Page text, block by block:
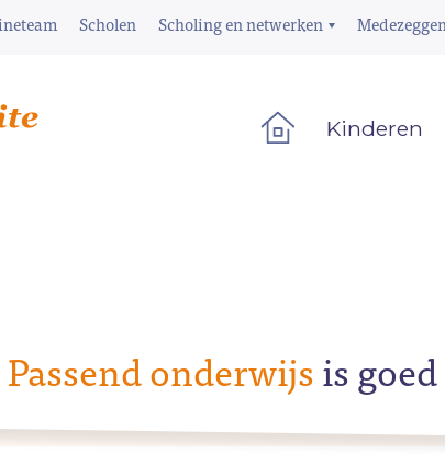
Scholen Scholing en netwerken
Kinderen
Passend onderwijsis